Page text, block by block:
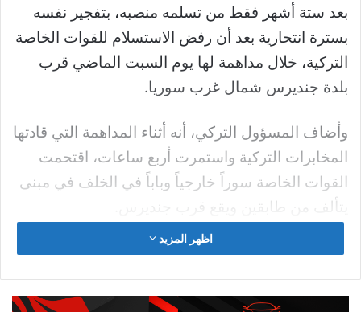
بعد ستة أشهر فقط من تسلمه منصبه، بتفجير نفسه
بسترة انتحارية بعد أن رفض الاستسلام للقوات الخاصة
التركية، خلال مداهمة لها يوم السبت الماضي قرب
بلدة جنديرس شمال غرب سوريا.
وأضاف المسؤول التركي، أنه أثناء المداهمة التي قادتها
المخابرات التركية واستمرت أربع ساعات، اقتحمت
القوات الخاصة سوراً خارجياً وباباً في الخلف في مبنى
يتألف من طابقين ويقع قرب جنديرس.
كما قال المسؤول أن المخابرات التركية التي كانت
تتعقب “أبو الحسين القرشي” وتراقبه منذ فترة طويلة،
قامت بتنفيذ عملية سرية خاصة، بعد أن تأكدت من أنه
اظهر المزيد